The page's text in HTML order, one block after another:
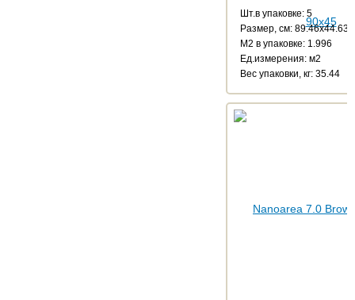
Шт.в упаковке: 5
Размер, см: 89.46x44.63
М2 в упаковке: 1.996
Ед.измерения: м2
Веc упаковки, кг: 35.44